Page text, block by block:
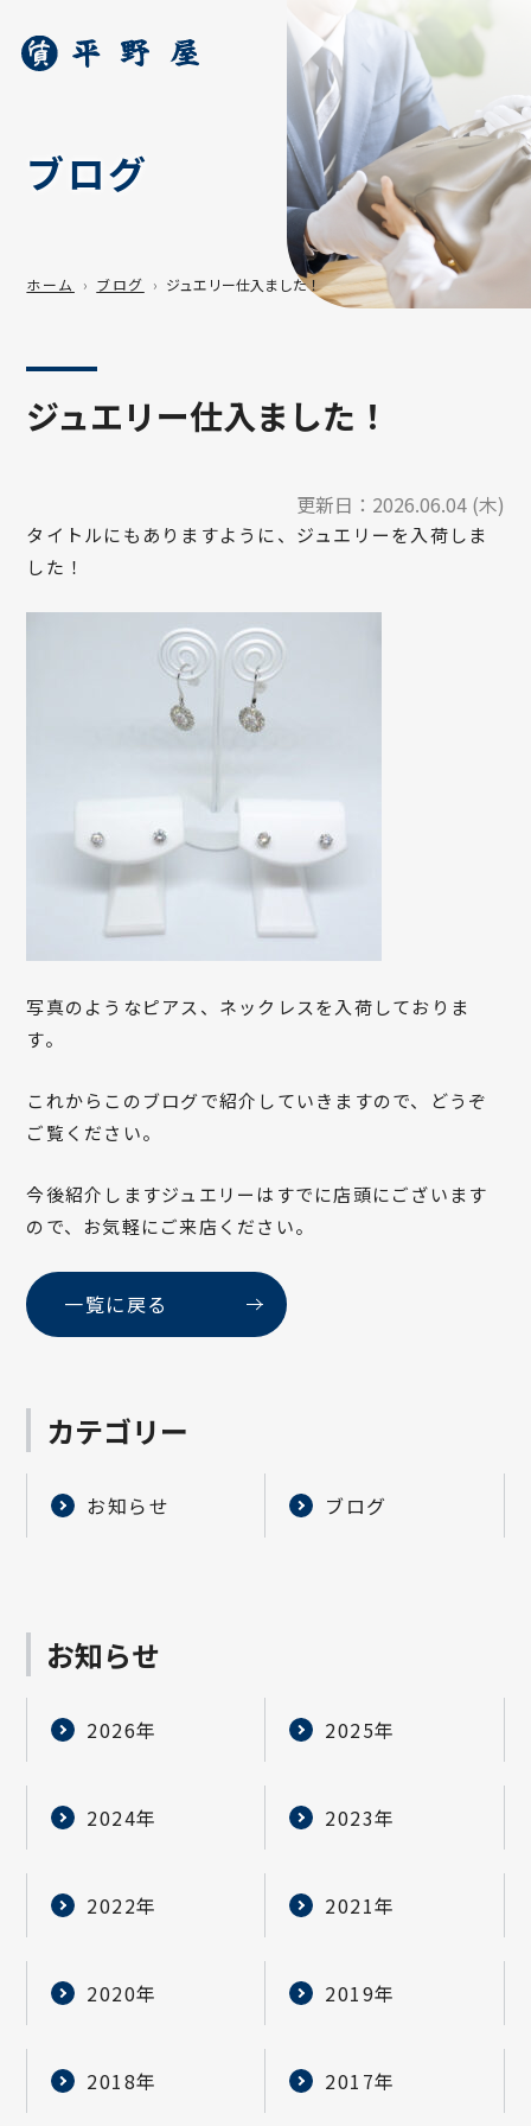
ブログ
ホーム ブログ ジュエリー仕入ました！
ジュエリー仕入ました！
更新日： 2026.06.04 (木)
タイトルにもありますように、ジュエリーを入荷しま
した！
写真のようなピアス、ネックレスを入荷しておりま
す。
これからこのブログで紹介していきますので、どうぞ
ご覧ください。
今後紹介しますジュエリーはすでに店頭にございます
ので、お気軽にご来店ください。
一覧に戻る
カテゴリー
お知らせ ブログ
お知らせ
2026年 2025年
2024年 2023年
2022年 2021年
2020年 2019年
2018年 2017年